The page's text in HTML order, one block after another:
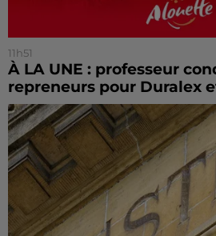
11h51
À LA UNE : professeur
repreneurs pour Duralex